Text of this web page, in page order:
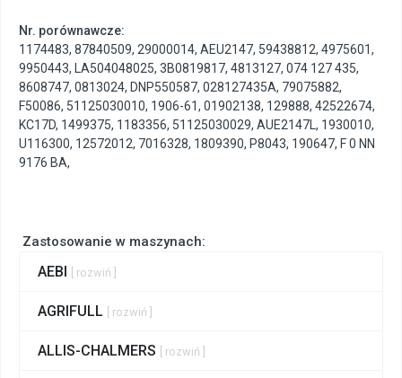
Zastosowanie w maszynach:
AEBI [ rozwiń ]
AGRIFULL [ rozwiń ]
ALLIS-CHALMERS [ rozwiń ]
Nr. porównawcze:
1174483, 87840509, 29000014, AEU2147, 59438812, 4975601,
9950443, LA504048025, 3B0819817, 4813127, 074 127 435,
8608747, 0813024, DNP550587, 028127435A, 79075882,
F50086, 51125030010, 1906-61, 01902138, 129888, 42522674,
KC17D, 1499375, 1183356, 51125030029, AUE2147L , 1930010,
U116300, 12572012, 7016328, 1809390, P8043, 190647, F 0 NN
9176 BA,